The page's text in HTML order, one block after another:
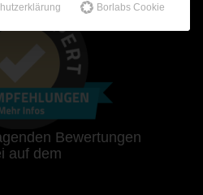
Bewertungen
auf dem
Borlabs Cookie